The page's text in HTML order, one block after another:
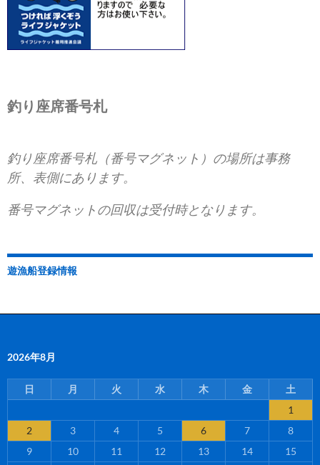
釣り座席番号札
釣り座席番号札（番号マグネット）の場所は事務
所、表側にあります。
番号マグネットの回収は受付時となります。
遊漁船登録情報
2026年8月
日 月 火 水 木 金
土
1
2
3 4 5 6 7
8
9
10 11 12 13 14
15